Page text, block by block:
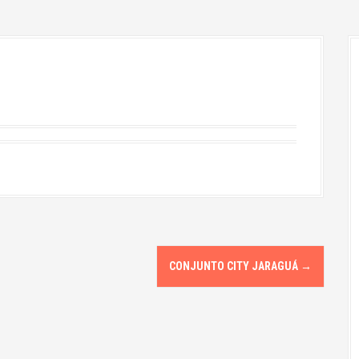
CONJUNTO CITY JARAGUÁ →